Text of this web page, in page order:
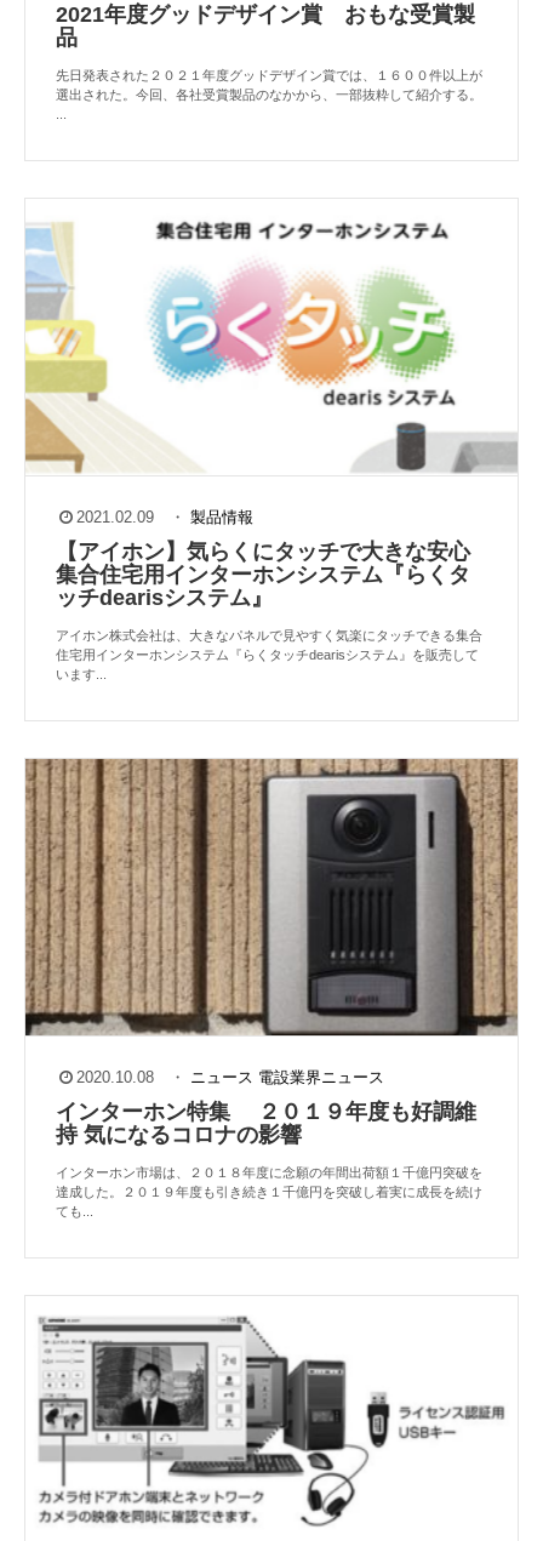
2021年度グッドデザイン賞 おもな受賞製
品
先日発表された２０２１年度グッドデザイン賞では、１６００件以上が
選出された。今回、各社受賞製品のなかから、一部抜粋して紹介する。
2021.02.09 ・ 製品情報
【アイホン】気らくにタッチで大きな安心
集合住宅用インターホンシステム『らくタ
ッチdearisシステム』
アイホン株式会社は、大きなパネルで見やすく気楽にタッチできる集合
住宅用インターホンシステム『らくタッチdearisシステム』を販売して
います...
2020.10.08 ・ ニュース 電設業界ニュース
インターホン特集 ２０１９年度も好調維
持 気になるコロナの影響
インターホン市場は、２０１８年度に念願の年間出荷額１千億円突破を
達成した。２０１９年度も引き続き１千億円を突破し着実に成長を続け
ても...